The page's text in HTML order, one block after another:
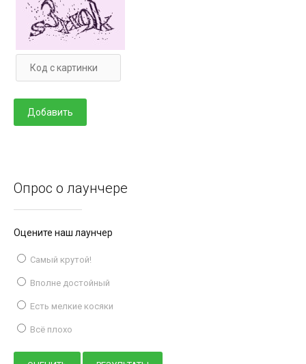
Опрос о лаунчере
Оцените наш лаунчер
Самый крутой!
Вполне достойный
Есть мелкие косяки
Всё плохо